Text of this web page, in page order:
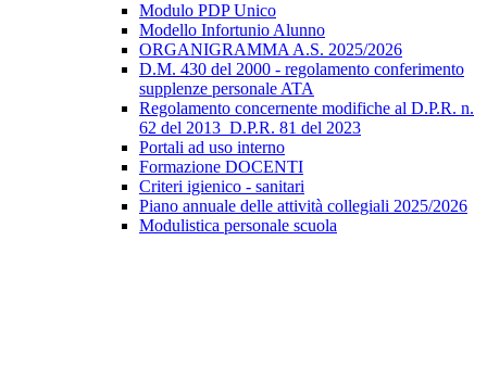
Modulo PDP Unico
Modello Infortunio Alunno
ORGANIGRAMMA A.S. 2025/2026
D.M. 430 del 2000 - regolamento conferimento
supplenze personale ATA
Regolamento concernente modifiche al D.P.R. n.
62 del 2013_D.P.R. 81 del 2023
Portali ad uso interno
Formazione DOCENTI
Criteri igienico - sanitari
Piano annuale delle attività collegiali 2025/2026
Modulistica personale scuola